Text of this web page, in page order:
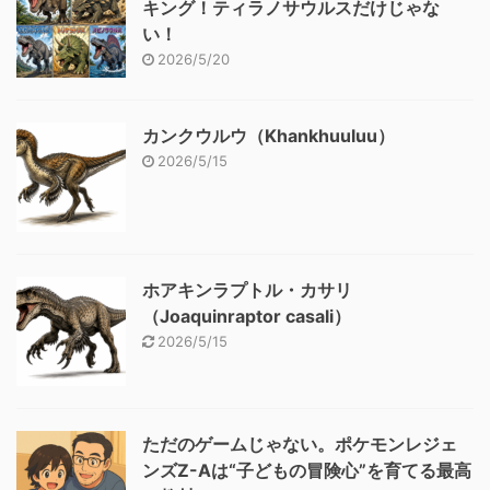
キング！ティラノサウルスだけじゃな
い！
2026/5/20
カンクウルウ（Khankhuuluu）
2026/5/15
ホアキンラプトル・カサリ
（Joaquinraptor casali）
2026/5/15
ただのゲームじゃない。ポケモンレジェ
ンズZ-Aは“子どもの冒険心”を育てる最高